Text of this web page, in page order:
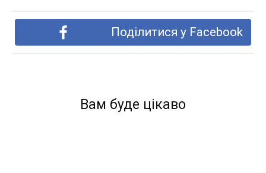
Поділитися у Facebook
Вам буде цікаво